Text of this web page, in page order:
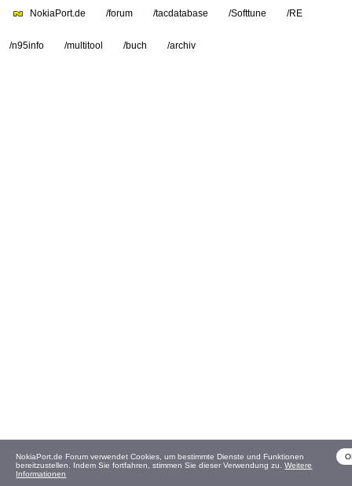
NokiaPort.de Forum verwendet Cookies, um bestimmte Dienste und Funktionen
bereitzustellen. Indem Sie fortfahren, stimmen Sie dieser Verwendung zu.Weitere
Informationen
NokiaPort.de /forum /tacdatabase /Softtune /RE
/n95info /multitool /buch /archiv